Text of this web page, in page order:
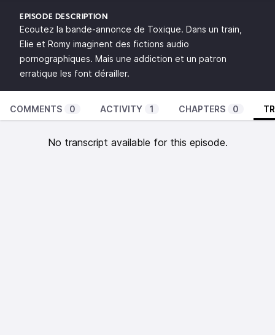
EPISODE DESCRIPTION
Ecoutez la bande-annonce de Toxique. Dans un train,
Elie et Romy imaginent des fictions audio
pornographiques. Mais une addiction et un patron
erratique les font dérailler.
COMMENTS 0 ACTIVITY 1 CHAPTERS 0
No transcript available for this episode.